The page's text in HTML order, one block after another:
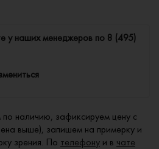
у наших менеджеров по 8 (495)
по наличию, зафиксируем цену с
выше), запишем на примерку и
зрения. По телефону и в чате